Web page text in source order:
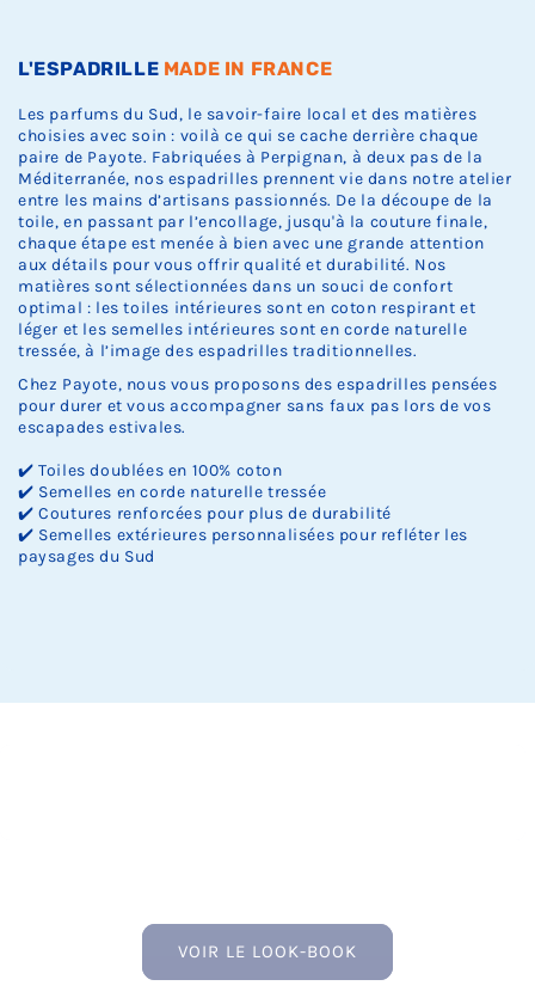
L'ESPADRILLE MADE IN FRANCE
Les parfums du Sud, le savoir-faire local et des matières
choisies avec soin : voilà ce qui se cache derrière chaque
paire de Payote. Fabriquées à Perpignan, à deux pas de la
Méditerranée, nos espadrilles prennent vie dans notre atelier
entre les mains d’artisans passionnés. De la découpe de la
toile, en passant par l’encollage, jusqu'à la couture finale,
chaque étape est menée à bien avec une grande attention
aux détails pour vous offrir qualité et durabilité. Nos
matières sont sélectionnées dans un souci de confort
optimal : les toiles intérieures sont en coton respirant et
léger et les semelles intérieures sont en corde naturelle
tressée, à l’image des espadrilles traditionnelles.
Chez Payote, nous vous proposons des espadrilles pensées
pour durer et vous accompagner sans faux pas lors de vos
escapades estivales.
✔️ Toiles doublées en 100% coton
✔️ Semelles en corde naturelle tressée
✔️ Coutures renforcées pour plus de durabilité
✔️ Semelles extérieures personnalisées pour refléter les
paysages du Sud
VOIR LE LOOK-BOOK